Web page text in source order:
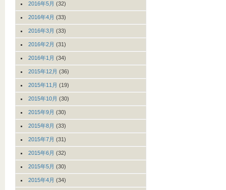
2016年5月 (32)
2016年4月 (33)
2016年3月 (33)
2016年2月 (31)
2016年1月 (34)
2015年12月 (36)
2015年11月 (19)
2015年10月 (30)
2015年9月 (30)
2015年8月 (33)
2015年7月 (31)
2015年6月 (32)
2015年5月 (30)
2015年4月 (34)